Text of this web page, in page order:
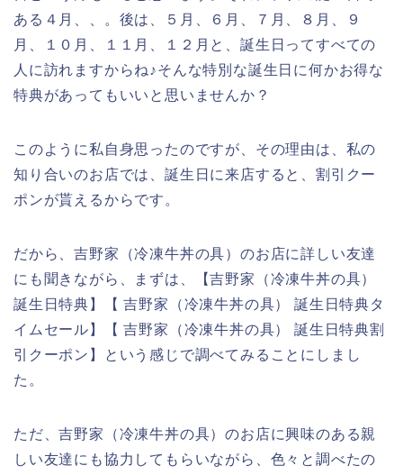
ある４月、、。後は、５月、６月、７月、８月、９
月、１０月、１１月、１２月と、誕生日ってすべての
人に訪れますからね♪そんな特別な誕生日に何かお得な
特典があってもいいと思いませんか？
このように私自身思ったのですが、その理由は、私の
知り合いのお店では、誕生日に来店すると、割引クー
ポンが貰えるからです。
だから、吉野家（冷凍牛丼の具）のお店に詳しい友達
にも聞きながら、まずは、【吉野家（冷凍牛丼の具）
誕生日特典】【 吉野家（冷凍牛丼の具） 誕生日特典タ
イムセール】【 吉野家（冷凍牛丼の具） 誕生日特典割
引クーポン】という感じで調べてみることにしまし
た。
ただ、吉野家（冷凍牛丼の具）のお店に興味のある親
しい友達にも協力してもらいながら、色々と調べたの